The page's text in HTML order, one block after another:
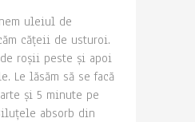
uleiul de
cățeii de usturoi.
roșii peste și apoi
Le lăsăm să se facă
și 5 minute pe
absorb din